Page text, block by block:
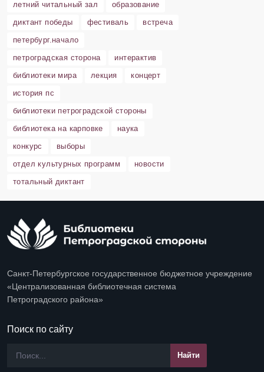
летний читальный зал
образование
диктант победы
фестиваль
встреча
петербург.начало
петроградская сторона
интерактив
библиотеки мира
лекция
концерт
история пс
библиотеки петроградской стороны
библиотека на карповке
наука
конкурс
выборы
отдел культурных программ
новости
тотальный диктант
Санкт-Петербургское государственное бюджетное учреждение
«Централизованная библиотечная система
Петроградского района»
Поиск по сайту